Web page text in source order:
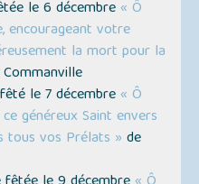
le 6 décembre « Ô
encourageant votre
la mort pour la
le 7 décembre « Ô
généreux Saint envers
tous vos Prélats » de